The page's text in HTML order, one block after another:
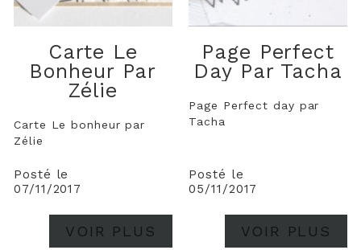
Carte Le
Bonheur Par
Zélie
Carte Le bonheur par
Zélie
Posté le
07/11/2017
VOIR PLUS
Page Perfect
Day Par Tacha
Page Perfect day par
Tacha
Posté le
05/11/2017
VOIR PLUS